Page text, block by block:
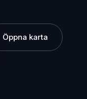
Öppna karta